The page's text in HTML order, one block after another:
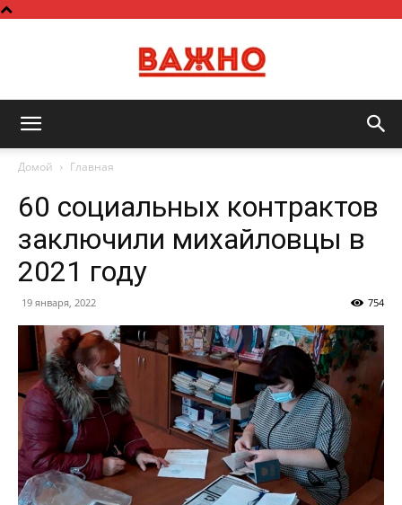
Домой Главная
60 социальных контрактов
заключили михайловцы в
2021 году
19 января, 2022 754